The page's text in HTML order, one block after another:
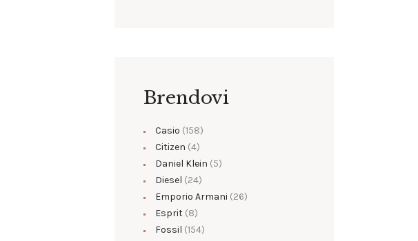
Brendovi
Casio (158)
Citizen (4)
Daniel Klein (5)
Diesel (24)
Emporio Armani (26)
Esprit (8)
Fossil (154)